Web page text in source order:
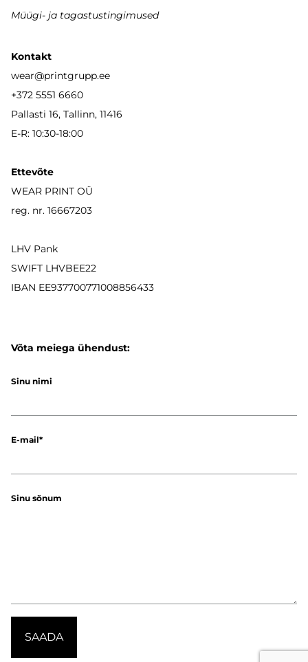
Müügi- ja tagastustingimused
Kontakt
wear@printgrupp.ee
+372 5551 6660
Pallasti 16, Tallinn, 11416
E-R: 10:30-18:00
Ettevõte
WEAR PRINT OÜ
reg. nr. 16667203
LHV Pank
SWIFT LHVBEE22
IBAN EE937700771008856433
Võta meiega ühendust:
Sinu nimi
E-mail
Sinu sõnum